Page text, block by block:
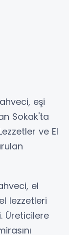
eşi
Sokak'ta
ve El
el
lezzetleri
Üreticilere